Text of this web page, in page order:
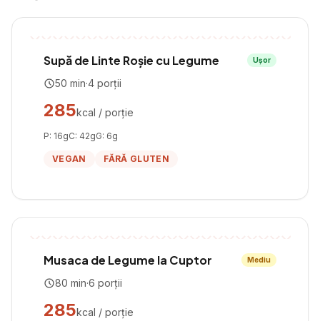
Supă de Linte Roșie cu Legume Ușor
50 min·4 porții
285kcal / porție
P: 16gC: 42gG: 6g
VEGAN FĂRĂ GLUTEN
Musaca de Legume la Cuptor Mediu
80 min·6 porții
285kcal / porție